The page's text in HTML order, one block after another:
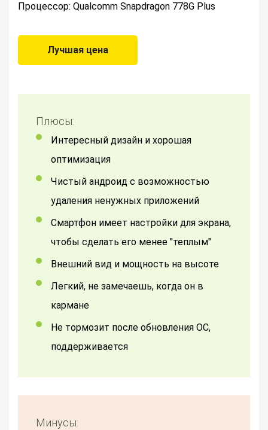
Процессор: Qualcomm Snapdragon 778G Plus
Лучшая цена
Плюсы:
Интересный дизайн и хорошая
оптимизация
Чистый андроид с возможностью
удаления ненужных приложений
Смартфон имеет настройки для экрана,
чтобы сделать его менее "теплым"
Внешний вид и мощность на высоте
Легкий, не замечаешь, когда он в
кармане
Не тормозит после обновления ОС,
поддерживается
Минусы: